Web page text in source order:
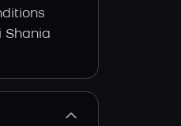
Shania